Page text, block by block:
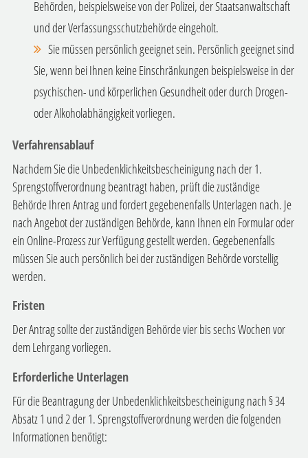
Behörden, beispielsweise von der Polizei, der Staatsanwaltschaft
und der Verfassungsschutzbehörde eingeholt.
Sie müssen persönlich geeignet sein. Persönlich geeignet sind
Sie, wenn bei Ihnen keine Einschränkungen beispielsweise in der
psychischen- und körperlichen Gesundheit oder durch Drogen-
oder Alkoholabhängigkeit vorliegen.
Verfahrensablauf
Nachdem Sie die Unbedenklichkeitsbescheinigung nach der 1.
Sprengstoffverordnung beantragt haben, prüft die zuständige
Behörde Ihren Antrag und fordert gegebenenfalls Unterlagen nach. Je
nach Angebot der zuständigen Behörde, kann Ihnen ein Formular oder
ein Online-Prozess zur Verfügung gestellt werden. Gegebenenfalls
müssen Sie auch persönlich bei der zuständigen Behörde vorstellig
werden.
Fristen
Der Antrag sollte der zuständigen Behörde vier bis sechs Wochen vor
dem Lehrgang vorliegen.
Erforderliche Unterlagen
Für die Beantragung der Unbedenklichkeitsbescheinigung nach § 34
Absatz 1 und 2 der 1. Sprengstoffverordnung werden die folgenden
Informationen benötigt: